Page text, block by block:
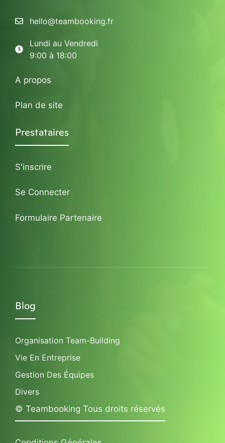
hello@teambooking.fr
Lundi au Vendredi
9:00 à 18:00
A propos
Plan de site
Prestataires
S'inscrire
Se Connecter
Formulaire Partenaire
Blog
Organisation Team-Building
Vie En Entreprise
Gestion Des Équipes
Divers
© Teambooking Tous droits réservés